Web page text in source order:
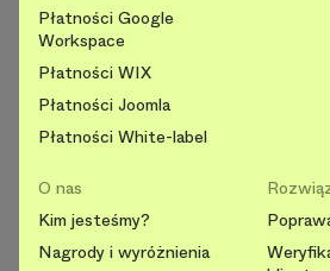
Płatności Google
Workspace
Płatności WIX
Płatności Joomla
Płatności White-label
O nas
Kim jesteśmy?
Nagrody i wyróżnienia